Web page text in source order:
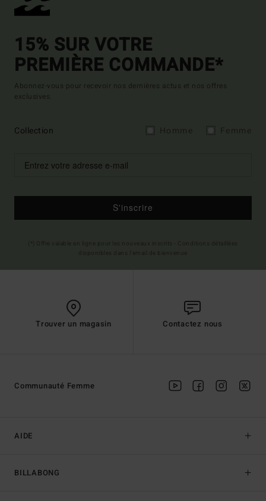
15% SUR VOTRE
PREMIÈRE COMMANDE*
Abonnez-vous pour recevoir nos dernières actus et nos offres
exclusives.
Collection
S'inscrire
Trouver un magasin Contactez nous
AIDE
BILLABONG
Communauté Femme